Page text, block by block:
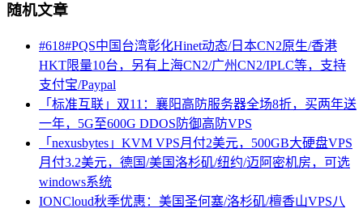
随机文章
#618#PQS中国台湾彰化Hinet动态/日本CN2原生/香港
HKT限量10台，另有上海CN2/广州CN2/IPLC等，支持
支付宝/Paypal
「标准互联」双11：襄阳高防服务器全场8折，买两年送
一年，5G至600G DDOS防御高防VPS
「nexusbytes」KVM VPS月付2美元，500GB大硬盘VPS
月付3.2美元，德国/美国洛杉矶/纽约/迈阿密机房，可选
windows系统
IONCloud秋季优惠：美国圣何塞/洛杉矶/檀香山VPS八